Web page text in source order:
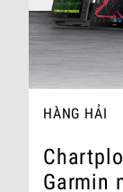
HÀNG HẢI
Garmin